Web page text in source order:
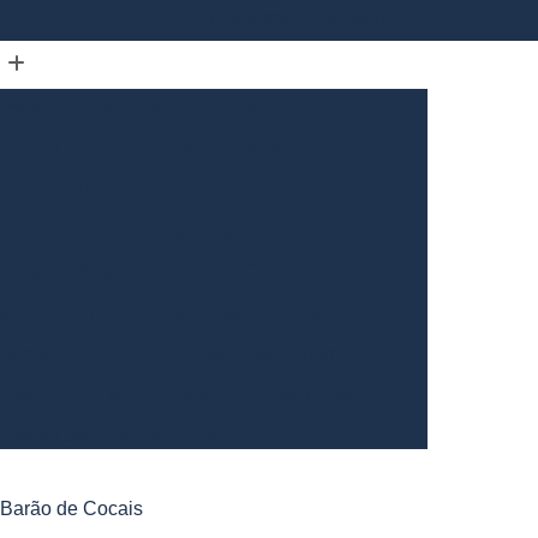
de Jornada Motorista de Caminhão
de Cocais